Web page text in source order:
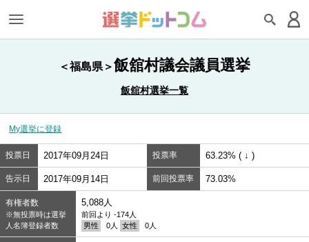
＜福島県＞飯舘村議会議員選挙
飯舘村選挙一覧
My選挙に登録
投票日 2017年09月24日 投票率 63.23% ( ↓ )
告示日 2017年09月14日 前回投票率 73.03%
有権者数
※無投票時は選挙
人名簿登録者数
5,088人
前回より -174人
男性
0人 女性 0人